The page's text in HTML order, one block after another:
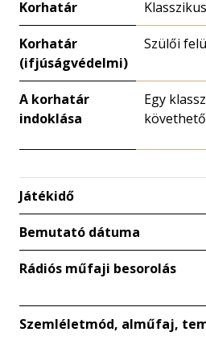
Korhatár Klasszikus
Korhatár
(ifjúságvédelmi)
Szülői
A korhatár
indoklása
Egy
Játékidő
Bemutató dátuma
Rádiós műfaji besorolás
Szemléletmód, alműfaj,